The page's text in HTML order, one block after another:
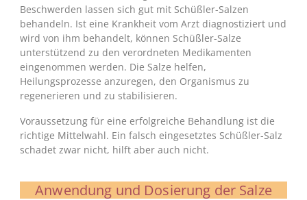
Beschwerden lassen sich gut mit Schüßler-Salzen
behandeln. Ist eine Krankheit vom Arzt diagnostiziert und
wird von ihm behandelt, können Schüßler-Salze
unterstützend zu den verordneten Medikamenten
eingenommen werden. Die Salze helfen,
Heilungsprozesse anzuregen, den Organismus zu
regenerieren und zu stabilisieren.
Voraussetzung für eine erfolgreiche Behandlung ist die
richtige Mittelwahl. Ein falsch eingesetztes Schüßler-Salz
schadet zwar nicht, hilft aber auch nicht.
Anwendung und Dosierung der Salze